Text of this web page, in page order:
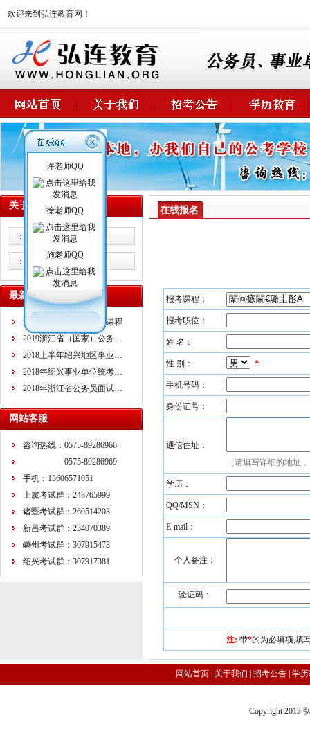
欢迎来到弘连教育网！
关于我们
校情概述
师资力量
最新课程
浙江省公务员面试培训课程
2019浙江省（国家）公务…
2018上半年绍兴地区事业…
2018年绍兴事业单位统考…
2018年浙江省公务员面试…
网站客服
咨询热线：0575-89286966
0575-89286969
手机：13606571051
上虞考试群：248765999
诸暨考试群：260514203
新昌考试群：234070389
嵊州考试群：307915473
绍兴考试群：307917381
在线报名
报考课程：
报考职位：
姓 名：
性 别： *
手机号码：
身份证号：
通信住址：
（请填写详细的地址
学历：
QQ/MSN：
E-mail：
个人备注：
验证码：
注: 带*的为必填项,填
网站首页| 关于我们 招考公告| 学
Copyright 2013
许老师QQ
徐老师QQ
施老师QQ